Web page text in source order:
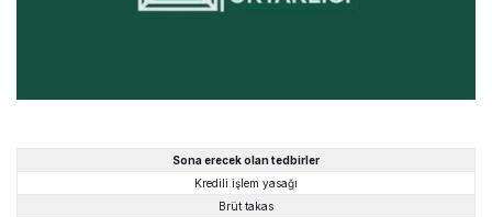
Sona erecek olan tedbirler
Kredili işlem yasağı
Brüt takas